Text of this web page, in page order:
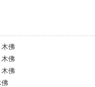
木佛
木佛
木佛
佛